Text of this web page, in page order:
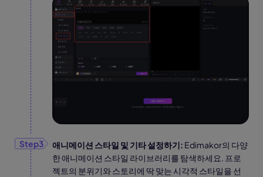
애니메이션 스타일 및 기타 설정하기: Edimakor의 다양
한 애니메이션 스타일 라이브러리를 탐색하세요. 프로
젝트의 분위기와 스토리에 딱 맞는 시각적 스타일을 선